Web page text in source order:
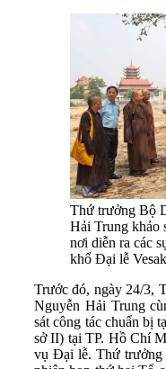
Thứ trưởng Bộ
Hải Trung khảo
nơi diễn ra các
khổ Đại lễ
Trước đó, ngày 24/3,
Nguyễn Hải Trung
sát công tác chuẩn bị
sở II) tại TP. Hồ Chí
vụ Đại lễ. Thứ trưởng